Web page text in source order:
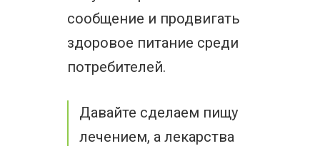
сообщение и продвигать
здоровое питание среди
потребителей.
Давайте сделаем пищу
лечением, а лекарства